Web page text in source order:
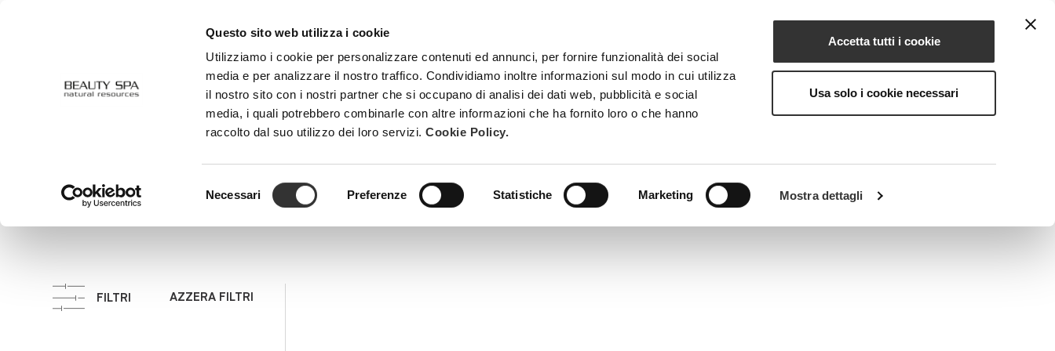
Questo sito web utilizza i cookie
Utilizziamo i cookie per personalizzare contenuti ed annunci, per fornire funzionalità dei social
media e per analizzare il nostro traffico. Condividiamo inoltre informazioni sul modo in cui utilizza
il nostro sito con i nostri partner che si occupano di analisi dei dati web, pubblicità e social
media, i quali potrebbero combinarle con altre informazioni che ha fornito loro o che hanno
raccolto dal suo utilizzo dei loro servizi.Cookie Policy.
del
Necessari Preferenze Statistiche Marketing Mostra dettagli
Accetta tutti i cookie
Usa solo i cookie necessari
CONTATTI
Uniformante
FILTRI AZZERA FILTRI